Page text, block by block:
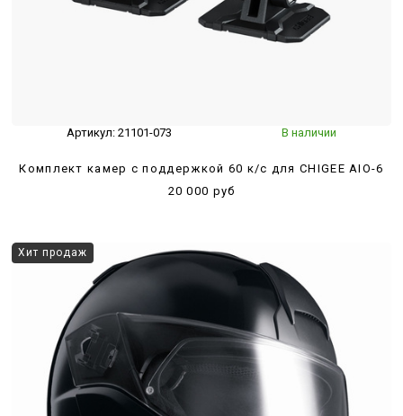
Артикул: 21101-073 В наличии
Комплект камер с поддержкой 60 к/с для CHIGEE AIO-6
20 000 руб
Хит продаж